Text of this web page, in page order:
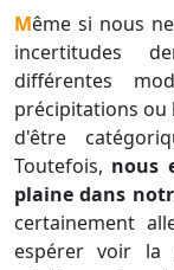
Même si nous ne sommes qu'à J+2 de cet épisode, les
incertitudes
différentes
précipitations ou
d'être
Toutefois, nous
plaine dans
certainement
espérer voir la